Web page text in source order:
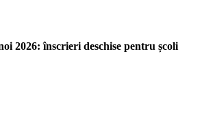
2026: înscrieri deschise pentru școli